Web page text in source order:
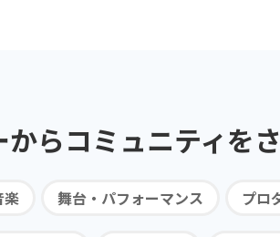
からコミュニティを
楽 舞台・パフォーマンス プロ